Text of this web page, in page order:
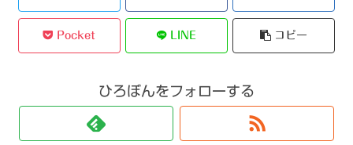
Pocket LINE コピー
ひろぼんをフォローする